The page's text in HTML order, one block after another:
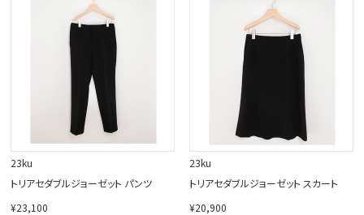
23ku
トリアセダブルジョーゼット パンツ
¥23,100
23ku
トリアセダブルジョーゼット スカート
¥20,900